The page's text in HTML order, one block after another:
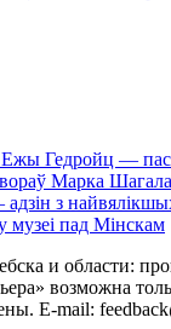
Гедройц —
Марка Шагала
з
музеі пад Мінскам
и области:
возможна
E-mail: